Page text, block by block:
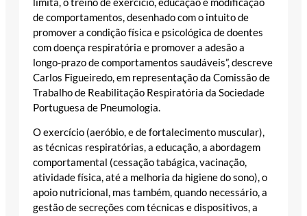
de comportamentos, desenhado com o intuito de
promover a condição física e psicológica de doentes
com doença respiratória e promover a adesão a
longo-prazo de comportamentos saudáveis”, descreve
Carlos Figueiredo, em representação da Comissão de
Trabalho de Reabilitação Respiratória da Sociedade
Portuguesa de Pneumologia.
O exercício (aeróbio, e de fortalecimento muscular),
as técnicas respiratórias, a educação, a abordagem
comportamental (cessação tabágica, vacinação,
atividade física, até a melhoria da higiene do sono), o
apoio nutricional, mas também, quando necessário, a
gestão de secreções com técnicas e dispositivos, a